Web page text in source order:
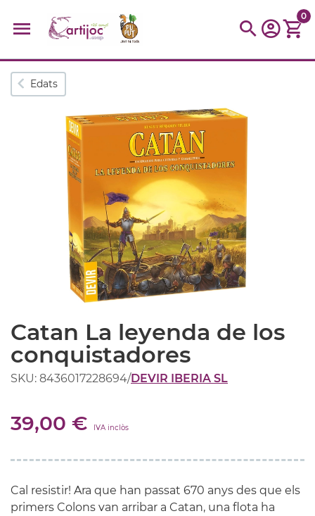
Cerques populars
trencaclosques baldufa
cotxe
parquing tinkering kit
0
Edats
Catan La leyenda de los
conquistadores
SKU: 8436017228694/DEVIR IBERIA SL
39,00 € IVA inclòs
Cal resistir! Ara que han passat 670 anys des que els
primers Colons van arribar a Catan, una flota ha